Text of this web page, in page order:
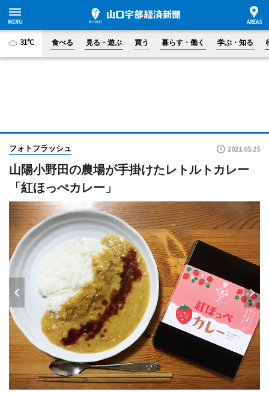
31°C 食べる 見る・遊ぶ 買う 暮らす・働く 学ぶ・知る
フォトフラッシュ 2021.05.25
山陽小野田の農場が手掛けたレトルトカレー
「紅ほっぺカレー」